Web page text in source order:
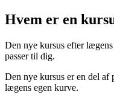
Hvem er en
Den nye kursus efter
passer til dig.
Den nye kursus er en del af
lægens egen kurve.